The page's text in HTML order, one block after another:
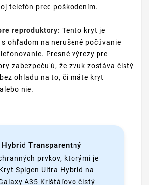
telefón pred poškodením.
reproduktory: Tento kryt je
ohľadom na nerušené počúvanie
Presné výrezy pre
zabezpečujú, že zvuk zostáva čistý
ohľadu na to, či máte kryt
nie.
Transparentný
prvkov, ktorými je
Spigen Ultra Hybrid na
A35 Krištáľovo čistý